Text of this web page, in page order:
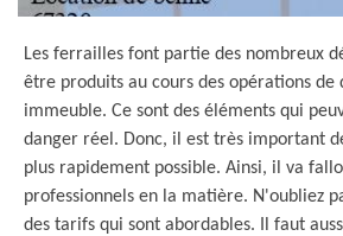
Les ferrailles font partie des nombreux
être produits au cours des opérations
immeuble. Ce sont des éléments qui
danger réel. Donc, il est très important
plus rapidement possible. Ainsi, il va
professionnels en la matière. N'oubliez
des tarifs qui sont abordables. Il faut